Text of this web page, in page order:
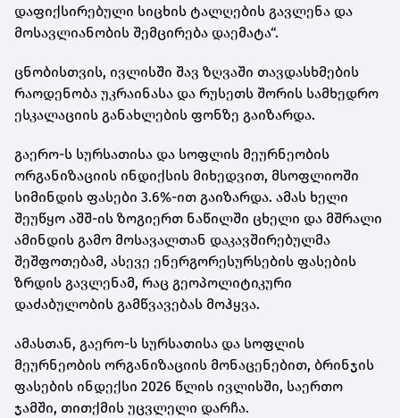
დაფიქსირებული სიცხის ტალღების გავლენა და
მოსავლიანობის შემცირება დაემატა“.
ცნობისთვის, ივლისში შავ ზღვაში თავდასხმების
რაოდენობა უკრაინასა და რუსეთს შორის სამხედრო
ესკალაციის განახლების ფონზე გაიზარდა.
გაერო-ს სურსათისა და სოფლის მეურნეობის
ორგანიზაციის ინდიქსის მიხედვით, მსოფლიოში
სიმინდის ფასები 3.6%-ით გაიზარდა. ამას ხელი
შეუწყო აშშ-ის ზოგიერთ ნაწილში ცხელი და მშრალი
ამინდის გამო მოსავალთან დაკავშირებულმა
შეშფოთებამ, ასევე ენერგორესურსების ფასების
ზრდის გავლენამ, რაც გეოპოლიტიკური
დაძაბულობის გამწვავებას მოჰყვა.
ამასთან, გაერო-ს სურსათისა და სოფლის
მეურნეობის ორგანიზაციის მონაცენებით, ბრინჯის
ფასების ინდექსი 2026 წლის ივლისში, საერთო
ჯამში, თითქმის უცვლელი დარჩა.